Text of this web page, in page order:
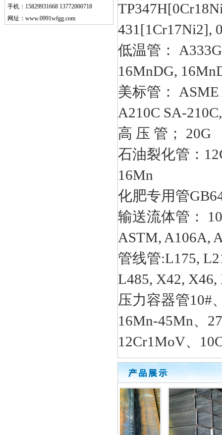
手机：15829931668 13772000718
网址：www.0991wfgg.com
431[1Cr17Ni2],
低温管：
16MnDG,
美标管： ASME
A210C SA-
高 压 管； 20G
石油裂化管：
16Mn
化肥专用管
输送流体管：
ASTM, A106A,
管线管:L175,
L485, X42,
压力容器管10#
16Mn-45Mn、
12Cr1MoV、